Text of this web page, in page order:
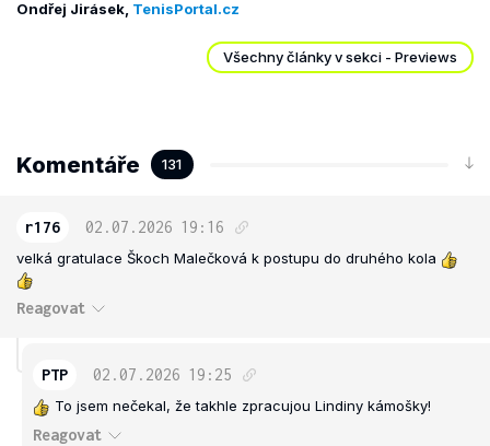
Ondřej Jirásek, TenisPortal.cz
Všechny články v sekci - Previews
Komentáře 131
r176 02.07.2026 19:16
velká gratulace Škoch Malečková k postupu do druhého kola
Reagovat
PTP 02.07.2026 19:25
To jsem nečekal, že takhle zpracujou Lindiny kámošky!
Reagovat